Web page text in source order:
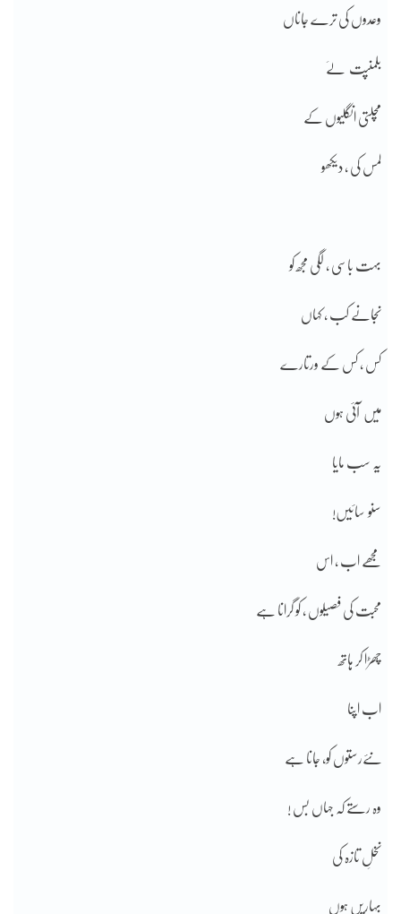
وعدوں کی ترے جاناں
بلمنپت لےَ
مچلتی انگلیوں کے
لمس کی ، دیکھو
بہت باسی ، لگی مجھ کو
نجانے کب ، کہاں
کس ، کس کے ورتارے
میں آئی ہوں
یہ سب مایا
سنو سائیں!
مجھے اب ، اس
محبت کی فصیلوں ، کو گرانا ہے
چھڑا کر ہاتھ
اب اپنا
نئےرستوں کو، جانا ہے
وہ رستے کہ جہاں بس !
نخلِ تازہ کی
بہاریں ہوں